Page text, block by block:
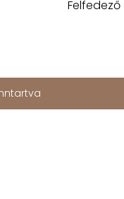
Felfedező